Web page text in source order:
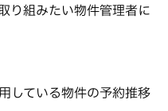
り組みたい物件管理者に
している物件の予約推移